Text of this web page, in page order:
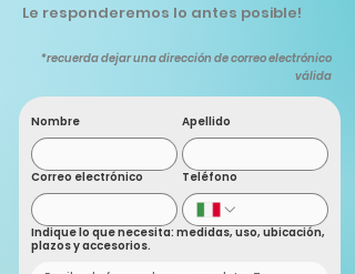
Le responderemos lo antes posible!
*recuerda dejar una dirección de correo electrónico
válida
Nombre Apellido
Correo electrónico Teléfono
Indique lo que necesita: medidas, uso, ubicación,
plazos y accesorios.